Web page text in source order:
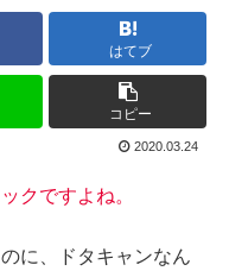
はてブ
コピー
2020.03.24
クですよね。
に、ドタキャンなん